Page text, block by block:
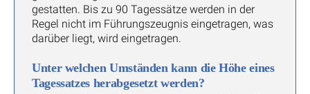
gestatten. Bis zu 90 Tagessätze werden in der
Regel nicht im Führungszeugnis eingetragen, was
darüber liegt, wird eingetragen.
Unter welchen Umständen kann die Höhe eines
Tagessatzes herabgesetzt werden?